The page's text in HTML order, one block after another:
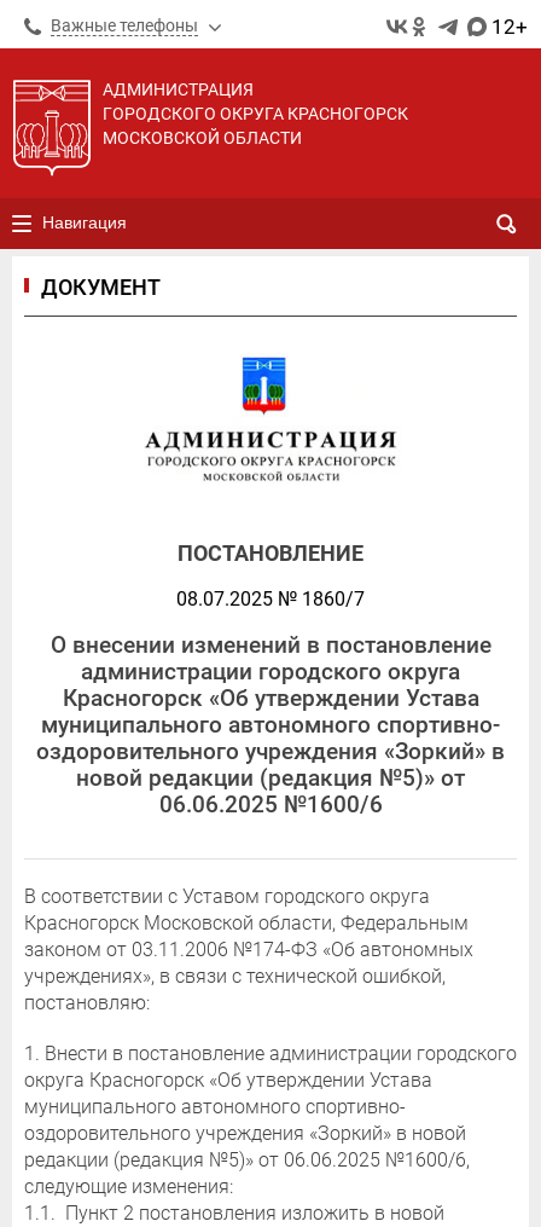
Важные телефоны 12+
АДМИНИСТРАЦИЯ
ГОРОДСКОГО ОКРУГА КРАСНОГОРСК
МОСКОВСКОЙ ОБЛАСТИ
Навигация
ДОКУМЕНТ
ПОСТАНОВЛЕНИЕ
08.07.2025 № 1860/7
О внесении изменений в постановление
администрации городского округа
Красногорск «Об утверждении Устава
муниципального автономного спортивно-
оздоровительного учреждения «Зоркий» в
новой редакции (редакция №5)» от
06.06.2025 №1600/6
В соответствии с Уставом городского округа
Красногорск Московской области, Федеральным
законом от 03.11.2006 №174-ФЗ «Об автономных
учреждениях», в связи с технической ошибкой,
постановляю:
1. Внести в постановление администрации городского
округа Красногорск «Об утверждении Устава
муниципального автономного спортивно-
оздоровительного учреждения «Зоркий» в новой
редакции (редакция №5)» от 06.06.2025 №1600/6,
следующие изменения:
1.1. Пункт 2 постановления изложить в новой